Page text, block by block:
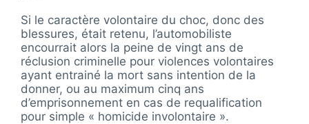
Si le caractère volontaire du choc, donc des
blessures, était retenu, l’automobiliste
encourrait alors la peine de vingt ans de
réclusion criminelle pour violences volontaires
ayant entrainé la mort sans intention de la
donner, ou au maximum cinq ans
d’emprisonnement en cas de requalification
pour simple « homicide involontaire ».